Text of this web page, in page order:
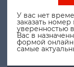
У вас нет
заказать
уверенностью
Вас в
формой
самые